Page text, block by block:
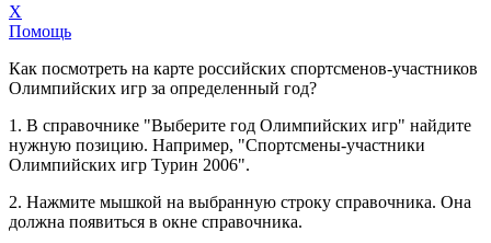
X
Помощь
Как посмотреть на карте российских спортсменов-участников
Олимпийских игр за определенный год?
1. В справочнике "Выберите год Олимпийских игр" найдите
нужную позицию. Например, "Спортсмены-участники
Олимпийских игр Турин 2006".
2. Нажмите мышкой на выбранную строку справочника. Она
должна появиться в окне справочника.